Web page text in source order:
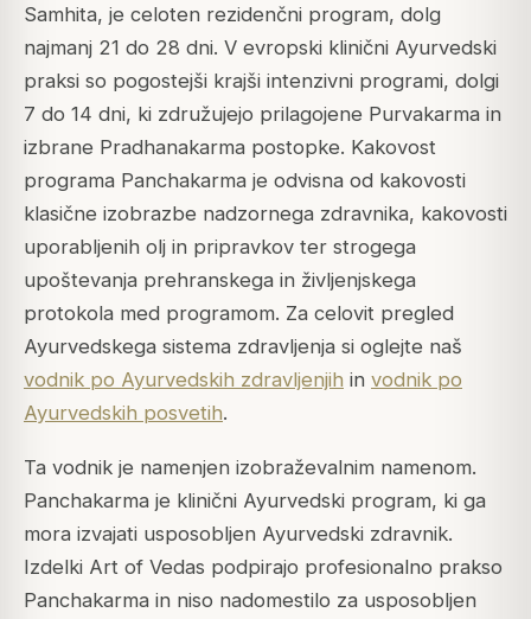
Samhita, je celoten rezidenčni program, dolg
najmanj 21 do 28 dni. V evropski klinični Ayurvedski
praksi so pogostejši krajši intenzivni programi, dolgi
7 do 14 dni, ki združujejo prilagojene Purvakarma in
izbrane Pradhanakarma postopke. Kakovost
programa Panchakarma je odvisna od kakovosti
klasične izobrazbe nadzornega zdravnika, kakovosti
uporabljenih olj in pripravkov ter strogega
upoštevanja prehranskega in življenjskega
protokola med programom. Za celovit pregled
Ayurvedskega sistema zdravljenja si oglejte naš
vodnik po Ayurvedskih zdravljenjih in vodnik po
Ayurvedskih posvetih.
Ta vodnik je namenjen izobraževalnim namenom.
Panchakarma je klinični Ayurvedski program, ki ga
mora izvajati usposobljen Ayurvedski zdravnik.
Izdelki Art of Vedas podpirajo profesionalno prakso
Panchakarma in niso nadomestilo za usposobljen